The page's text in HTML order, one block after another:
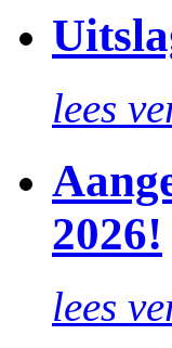
lees
2026!
lees